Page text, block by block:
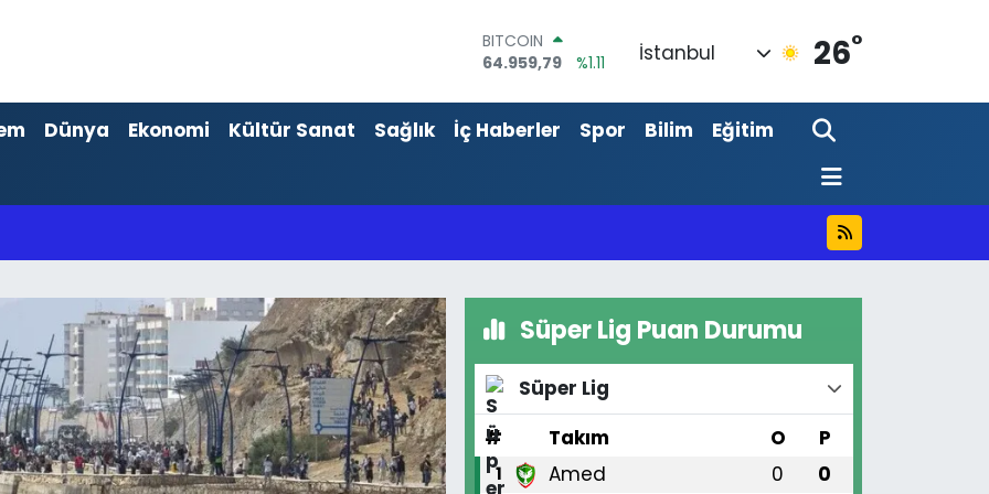
DOLAR
47,7436
%0.18
55,2510
%0.32
STERLİN
BITCOIN
İstanbul 26°
Dünya Ekonomi Kültür Sanat Sağlık İç Haberler Spor Bilim
Eğitim
Süper Lig Puan Durumu
Süper Lig
#
Takım O P
1 Amed 0 0